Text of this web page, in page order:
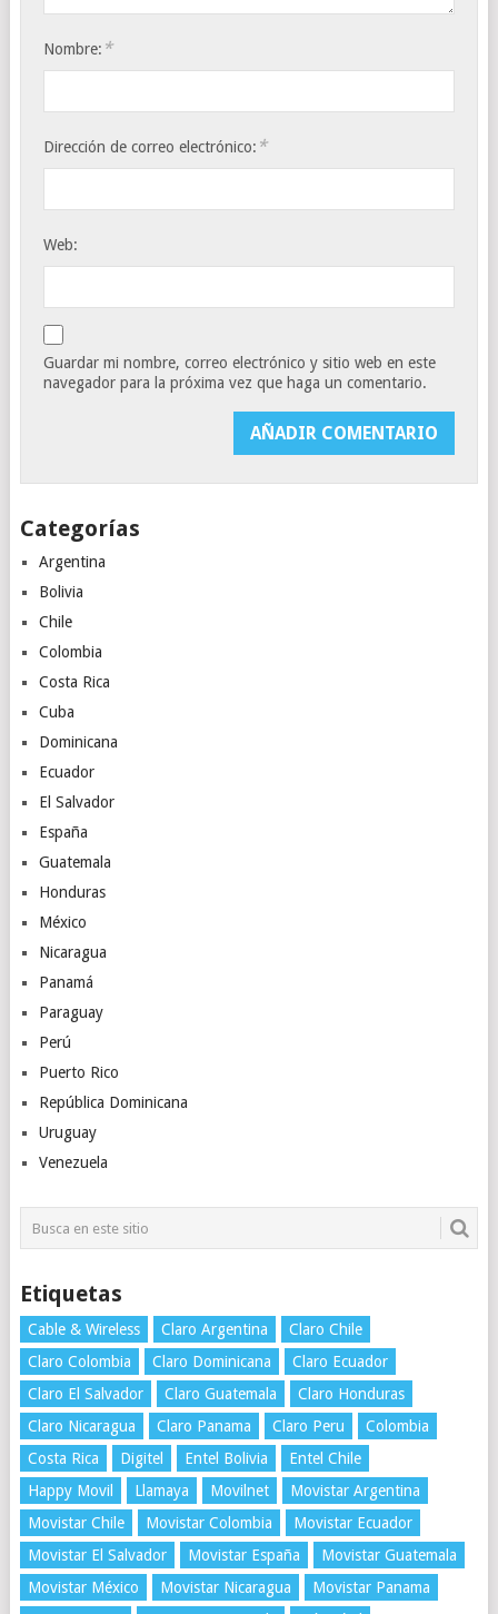
Nombre: *
Dirección de correo electrónico: *
Web:
Guardar mi nombre, correo electrónico y sitio web en este
navegador para la próxima vez que haga un comentario.
Categorías
Argentina
Bolivia
Chile
Colombia
Costa Rica
Cuba
Dominicana
Ecuador
El Salvador
España
Guatemala
Honduras
México
Nicaragua
Panamá
Paraguay
Perú
Puerto Rico
República Dominicana
Uruguay
Venezuela
Etiquetas
Cable & Wireless Claro Argentina
Claro Chile
Claro Colombia
Claro Dominicana
Claro Ecuador
Claro El Salvador
Claro Guatemala
Claro Honduras
Claro Nicaragua
Claro Panama Claro Peru
Colombia
Costa Rica
Digitel Entel Bolivia
Entel Chile
Happy Movil
Llamaya Movilnet
Movistar Argentina
Movistar Chile
Movistar Colombia
Movistar Ecuador
Movistar El Salvador
Movistar España
Movistar Guatemala
Movistar México
Movistar Nicaragua
Movistar Panama